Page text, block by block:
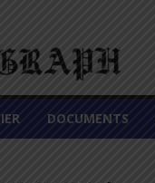
DOCUMENTS